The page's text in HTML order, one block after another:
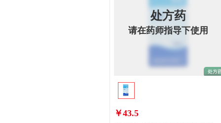
处方药
请在药师指导下使用
￥43.5